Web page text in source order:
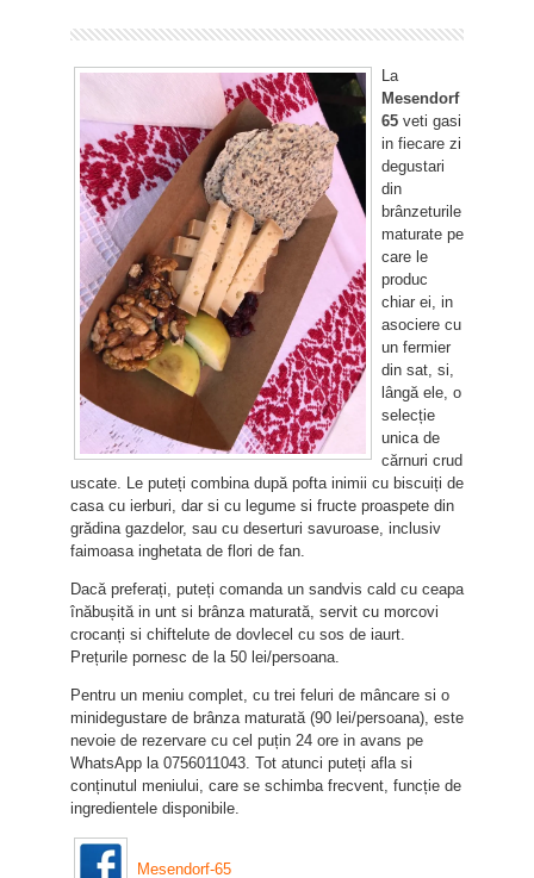
La
Mesendorf
65 veti gasi
in fiecare zi
degustari
din
brânzeturile
maturate pe
care le
produc
chiar ei, in
asociere cu
un fermier
din sat, si,
lângă ele, o
selecție
unica de
cărnuri crud
uscate. Le puteți combina după pofta inimii cu biscuiți de
casa cu ierburi, dar si cu legume si fructe proaspete din
grădina gazdelor, sau cu deserturi savuroase, inclusiv
faimoasa inghetata de flori de fan.
Dacă preferați, puteți comanda un sandvis cald cu ceapa
înăbușită in unt si brânza maturată, servit cu morcovi
crocanți si chiftelute de dovlecel cu sos de iaurt.
Prețurile pornesc de la 50 lei/persoana.
Pentru un meniu complet, cu trei feluri de mâncare si o
minidegustare de brânza maturată (90 lei/persoana), este
nevoie de rezervare cu cel puțin 24 ore in avans pe
WhatsApp la 0756011043. Tot atunci puteți afla si
conținutul meniului, care se schimba frecvent, funcție de
ingredientele disponibile.
Mesendorf-65